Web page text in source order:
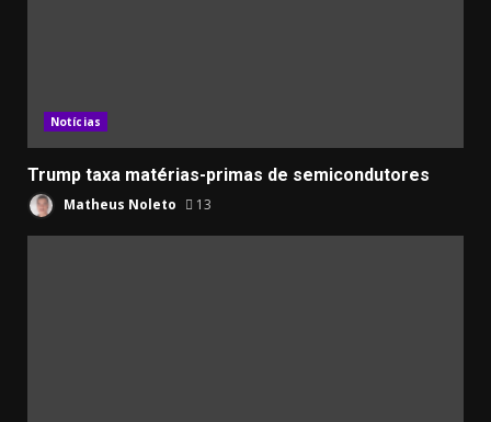
Notícias
Trump taxa matérias-primas de semicondutores
Matheus Noleto 13